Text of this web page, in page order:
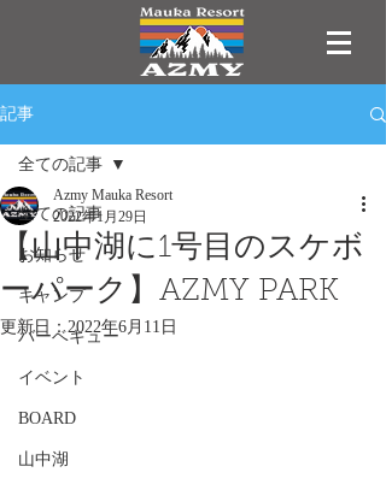
記事
全ての記事
お知らせ
キャンプ
バーベキュー
イベント
BOARD
山中湖
全ての記事
【山中湖に1号目のスケボ
ーパーク】AZMY PARK
Azmy Mauka Resort
2022年1月29日
更新日：2022年6月11日